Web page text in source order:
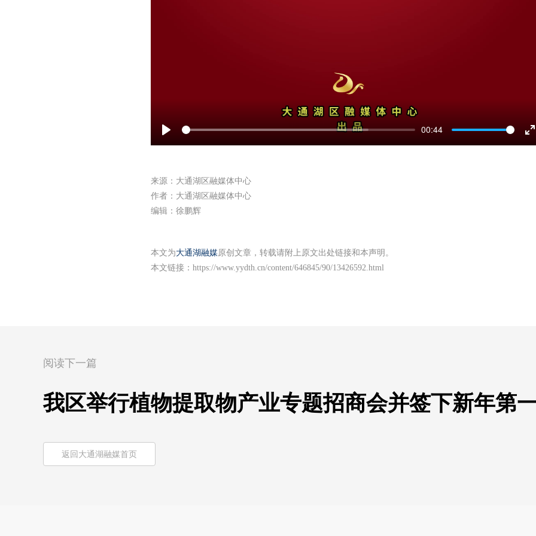
Play
00:44
来源：大通湖区融媒体中心
作者：大通湖区融媒体中心
编辑：徐鹏辉
本文为大通湖融媒原创文章，转载请附上原文出处链接和本声明。
本文链接： https://www.yydth.cn/content/646845/90/13426592.html
阅读下一篇
我区举行植物提取物产业专题招商会并签下新年第
返回大通湖融媒首页